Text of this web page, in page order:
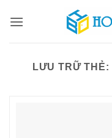
qua
LƯU TRỮ THẺ: